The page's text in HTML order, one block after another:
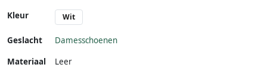
Kleur Wit
Geslacht
Damesschoenen
Materiaal
Leer